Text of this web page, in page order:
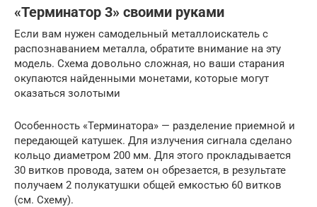
«Терминатор 3» своими руками
Если вам нужен самодельный металлоискатель с
распознаванием металла, обратите внимание на эту
модель. Схема довольно сложная, но ваши старания
окупаются найденными монетами, которые могут
оказаться золотыми
Особенность «Терминатора» — разделение приемной и
передающей катушек. Для излучения сигнала сделано
кольцо диаметром 200 мм. Для этого прокладывается
30 витков провода, затем он обрезается, в результате
получаем 2 полукатушки общей емкостью 60 витков
(см. Схему).